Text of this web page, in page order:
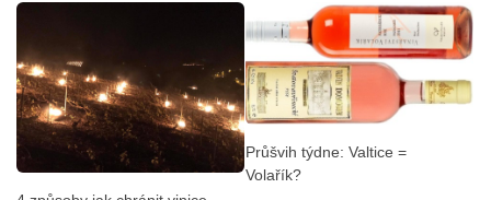
Průšvih týdne: Valtice =
Volařík?